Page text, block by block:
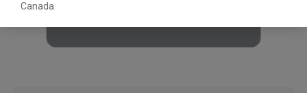
Canada